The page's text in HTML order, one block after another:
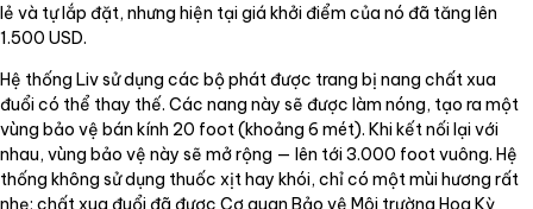
lẻ và tự lắp đặt, nhưng hiện tại giá khởi điểm của nó đã tăng lên
1.500 USD.
Hệ thống Liv sử dụng các bộ phát được trang bị nang chất xua
đuổi có thể thay thế. Các nang này sẽ được làm nóng, tạo ra một
vùng bảo vệ bán kính 20 foot (khoảng 6 mét). Khi kết nối lại với
nhau, vùng bảo vệ này sẽ mở rộng — lên tới 3.000 foot vuông. Hệ
thống không sử dụng thuốc xịt hay khói, chỉ có một mùi hương rất
nhẹ; chất xua đuổi đã được Cơ quan Bảo vệ Môi trường Hoa Kỳ